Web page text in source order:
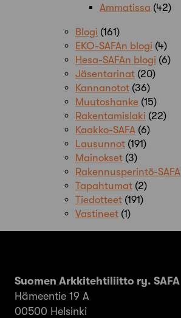
Ammatissa (42)
Blogi (161)
EKO-SAFAn blogi (4)
Hesa-SAFAn blogi (6)
Jäsentarinat (20)
Kannanotot (36)
Muutoshanke (15)
Rakentamislaki (22)
Kaakko-SAFA (6)
Lausunnot (191)
Mainokset (3)
Rakennusperintö-SAFA
Tapahtumat (2)
Tiedotteet (191)
Vastineet (1)
Suomen Arkkitehtiliitto ry. SAFA
Hämeentie 19 A
00500 Helsinki